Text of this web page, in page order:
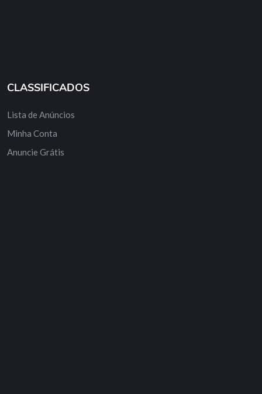
CLASSIFICADOS
Lista de Anúncios
Minha Conta
Anuncie Grátis